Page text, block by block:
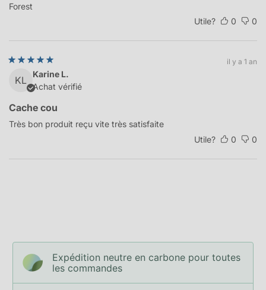
Forest
Utile?
0 0
il y a 1 an
KL
Karine L.
Achat vérifié
Cache cou
Très bon produit reçu vite très satisfaite
Utile?
0 0
Expédition neutre en carbone pour toutes
les commandes